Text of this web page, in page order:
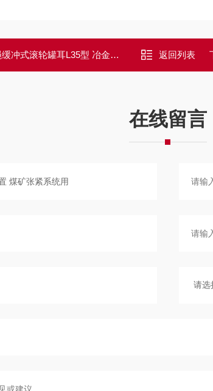
式滚轮罐耳L35型 冶金罐笼配件 返回列表
在线留言